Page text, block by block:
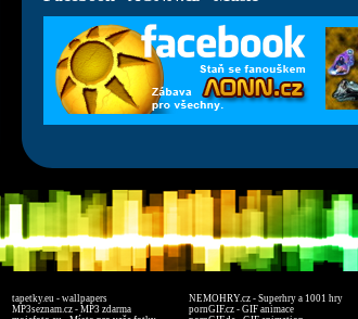
tapetky.eu - wallpapers
MP3seznam.cz - MP3 zdarma
NEMOHRY.cz - Superhry a 1001 hry
pornGIF.cz - GIF animace